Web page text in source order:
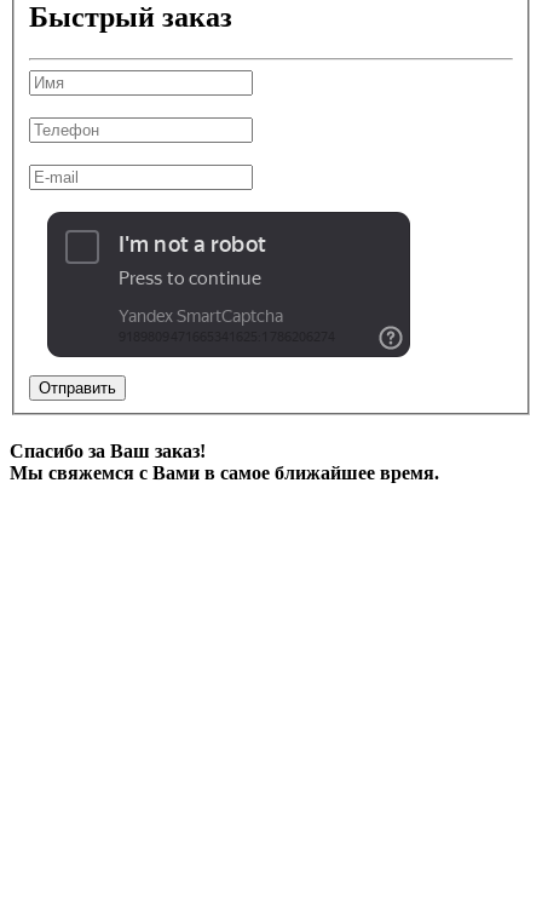
Быстрый заказ
Отправить
Спасибо за Ваш заказ!
Мы свяжемся с Вами в самое ближайшее время.